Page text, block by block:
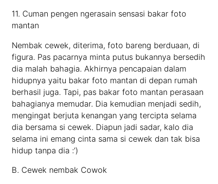
11. Cuman pengen ngerasain sensasi bakar foto
mantan
Nembak cewek, diterima, foto bareng berduaan, di
figura. Pas pacarnya minta putus bukannya bersedih
dia malah bahagia. Akhirnya pencapaian dalam
hidupnya yaitu bakar foto mantan di depan rumah
berhasil juga. Tapi, pas bakar foto mantan perasaan
bahagianya memudar. Dia kemudian menjadi sedih,
mengingat berjuta kenangan yang tercipta selama
dia bersama si cewek. Diapun jadi sadar, kalo dia
selama ini emang cinta sama si cewek dan tak bisa
hidup tanpa dia :’)
B. Cewek nembak Cowok